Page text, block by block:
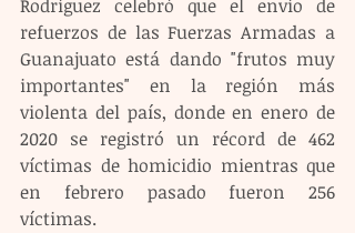
Rodríguez celebró que el envío de
refuerzos de las Fuerzas Armadas a
Guanajuato está dando "frutos muy
importantes" en la región más
violenta del país, donde en enero de
2020 se registró un récord de 462
víctimas de homicidio mientras que
en febrero pasado fueron 256
víctimas.